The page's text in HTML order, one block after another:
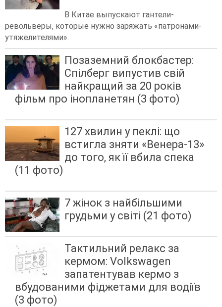
В Китае выпускают гантели-
револьверы, которые нужно заряжать «патронами-
утяжелителями».
Позаземний блокбастер:
Спілберг випустив свій
найкращий за 20 років
фільм про інопланетян (3 фото)
127 хвилин у пеклі: що
встигла зняти «Венера-13»
до того, як її вбила спека
(11 фото)
7 жінок з найбільшими
грудьми у світі (21 фото)
Тактильний релакс за
кермом: Volkswagen
запатентував кермо з
вбудованими фіджетами для водіїв
(3 фото)